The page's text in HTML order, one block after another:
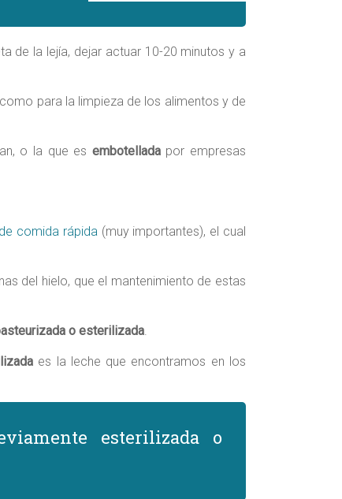
de la lejía, dejar actuar 10-20 minutos y a
para la limpieza de los alimentos y de
o la que es embotelladapor empresas
comida rápida(muy importantes), el cual
del hielo, que el mantenimiento de estas
o esterilizada.
es la leche que encontramos en los
esterilizada o